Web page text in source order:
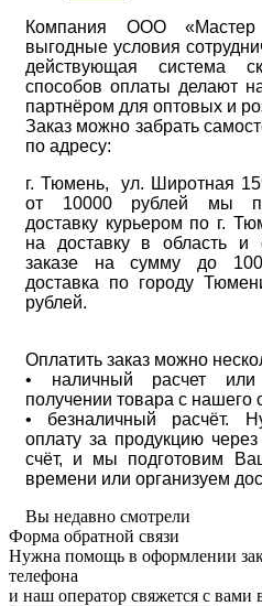
Компания ООО «Мастер
выгодные условия
действующая система
способов оплаты делают
партнёром для оптовых и
Заказ можно забрать
по адресу:
г. Тюмень, ул. Широтная
от 10000 рублей мы
доставку курьером по г.
на доставку в область и
заказе на сумму до
доставка по городу
рублей.
Оплатить заказ можно
• наличный расчет
получении товара с нашего
• безналичный расчёт.
оплату за продукцию
счёт, и мы подготовим
времени или организуем
Вы недавно смотрели
Форма обратной связи
Нужна помощь в оформлении
телефона
и наш оператор свяжется с вами